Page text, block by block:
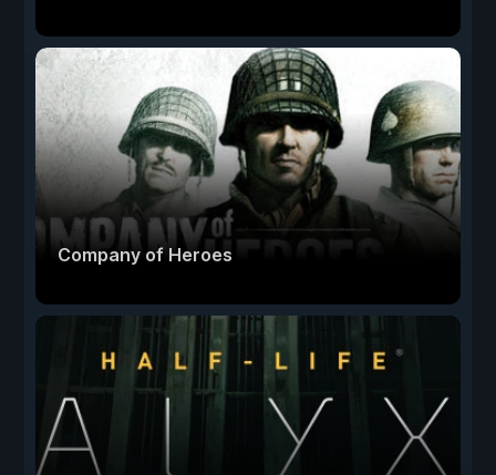
Company of Heroes